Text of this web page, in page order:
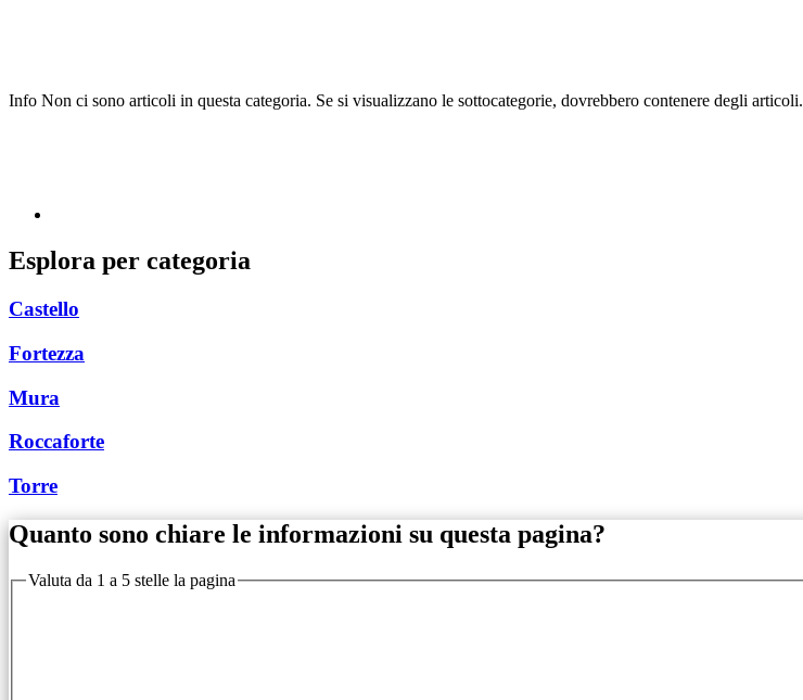
Info Non ci sono articoli in questa categoria. Se si visualizzano le sottocategorie, dovrebbero contenere degli articoli.
Esplora per categoria
Castello
Fortezza
Mura
Roccaforte
Torre
Quanto sono chiare le informazioni su questa pagina?
Valuta da 1 a 5 stelle la pagina